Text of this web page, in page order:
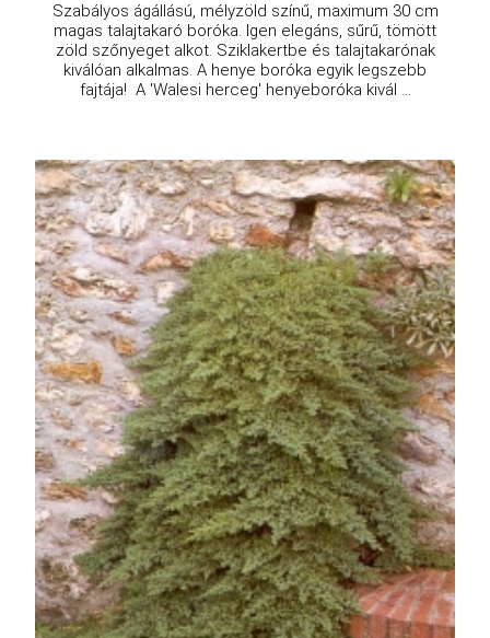
Szabályos ágállású, mélyzöld színű, maximum 30 cm
magas talajtakaró boróka. Igen elegáns, sűrű, tömött
zöld szőnyeget alkot. Sziklakertbe és talajtakarónak
kiválóan alkalmas. A henye boróka egyik legszebb
fajtája! A 'Walesi herceg' henyeboróka kivál ...